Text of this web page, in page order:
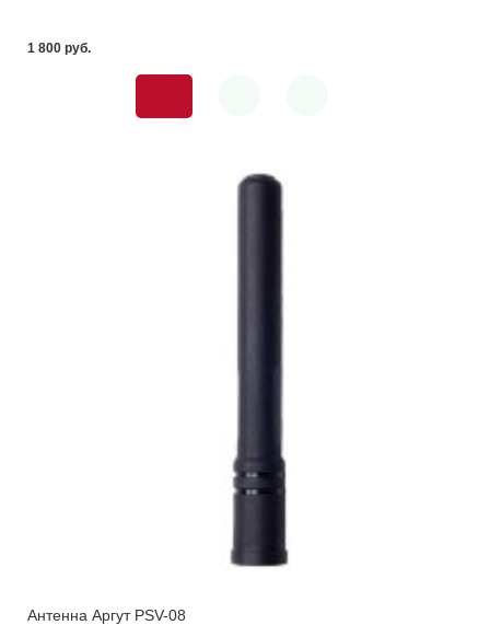
1 800 pуб.
Антенна Аргут PSV-08